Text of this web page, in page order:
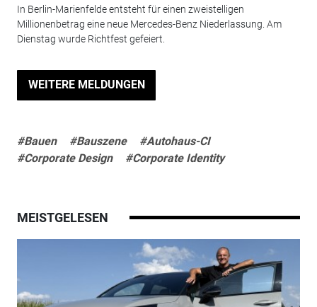
In Berlin-Marienfelde entsteht für einen zweistelligen
Millionenbetrag eine neue Mercedes-Benz Niederlassung. Am
Dienstag wurde Richtfest gefeiert.
WEITERE MELDUNGEN
#Bauen #Bauszene
#Autohaus-CI
#Corporate Design
#Corporate Identity
MEISTGELESEN